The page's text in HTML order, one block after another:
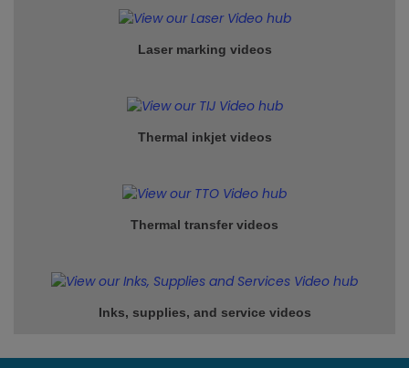
Laser marking videos
Thermal inkjet videos
Thermal transfer videos
Inks, supplies, and service videos